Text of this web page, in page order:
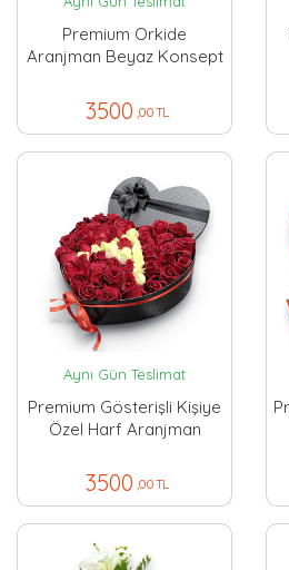
Premium Orkide
Aranjman Beyaz Konsept
3500 ,00 TL
Aynı Gün Teslimat
Premium Gösterişli Kişiye
Özel Harf Aranjman
3500 ,00 TL